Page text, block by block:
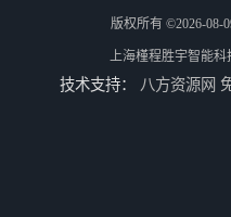
版权所有 ©2026-08-
上海槿程胜宇智能科
技术支持： 八方资源网